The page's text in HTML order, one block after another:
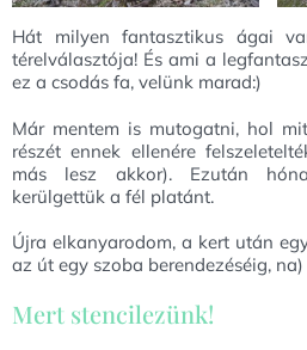
Hát milyen fantasztikus ágai
térelválasztója! És ami a
ez a csodás fa, velünk marad:)
Már mentem is mutogatni, hol
részét ennek ellenére
más lesz akkor). Ezután
kerülgettük a fél platánt.
Újra elkanyarodom, a kert után
az út egy szoba berendezéséig, na)
Mert stencilezünk!